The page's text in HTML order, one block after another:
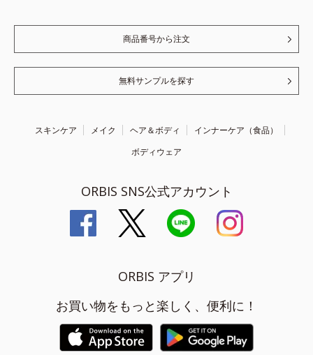
商品番号から注文
無料サンプルを探す
スキンケア メイク ヘア＆ボディ
インナーケア（食品）
ボディウェア
ORBIS SNS公式アカウント
ORBIS アプリ
お買い物をもっと楽しく、便利に！